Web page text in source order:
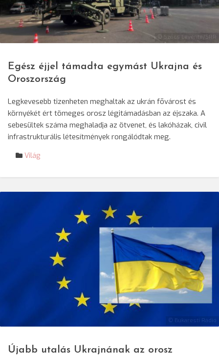
© Szőcs Levente/SRR
Egész éjjel támadta egymást Ukrajna és
Oroszország
Legkevesebb tizenheten meghaltak az ukrán fõvárost és
környékét ért tömeges orosz légitámadásban az éjszaka. A
sebesültek száma meghaladja az ötvenet, és lakóházak, civil
infrastrukturális létesítmények rongálódtak meg.
Világ
© Bukaresti Rádió
Újabb utalás Ukrajnának az orosz